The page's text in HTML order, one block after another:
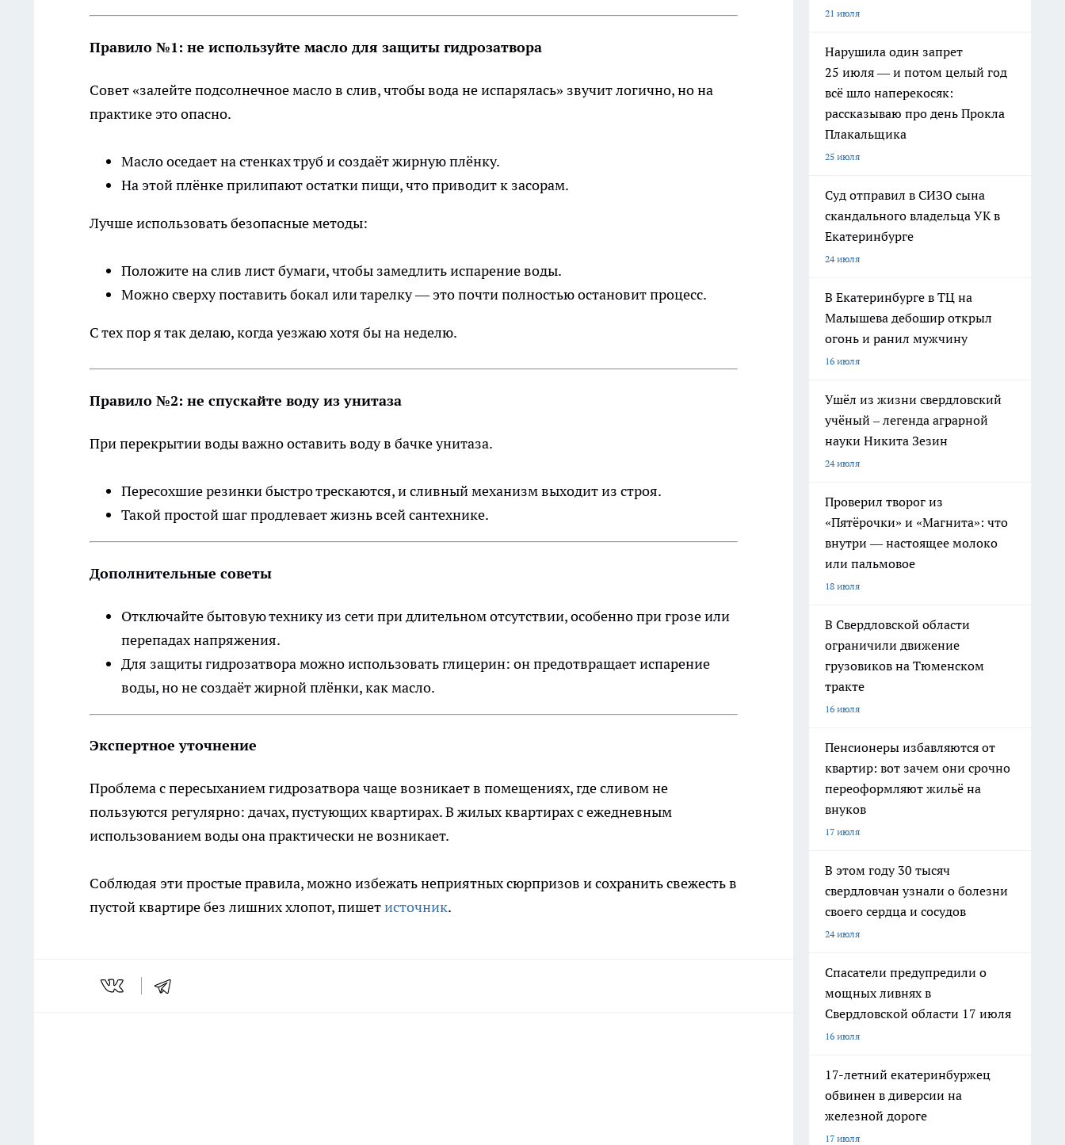
Правило №1: не используйте масло для защиты гидрозатвора
Совет «залейте подсолнечное масло в слив, чтобы вода не испарялась» звучит логично, но на
практике это опасно.
Масло оседает на стенках труб и создаёт жирную плёнку.
На этой плёнке прилипают остатки пищи, что приводит к засорам.
Лучше использовать безопасные методы:
Положите на слив лист бумаги, чтобы замедлить испарение воды.
Можно сверху поставить бокал или тарелку — это почти полностью остановит процесс.
С тех пор я так делаю, когда уезжаю хотя бы на неделю.
Правило №2: не спускайте воду из унитаза
При перекрытии воды важно оставить воду в бачке унитаза.
Пересохшие резинки быстро трескаются, и сливный механизм выходит из строя.
Такой простой шаг продлевает жизнь всей сантехнике.
Дополнительные советы
Отключайте бытовую технику из сети при длительном отсутствии, особенно при грозе или
перепадах напряжения.
Для защиты гидрозатвора можно использовать глицерин: он предотвращает испарение
воды, но не создаёт жирной плёнки, как масло.
Экспертное уточнение
Проблема с пересыханием гидрозатвора чаще возникает в помещениях, где сливом не
пользуются регулярно: дачах, пустующих квартирах. В жилых квартирах с ежедневным
использованием воды она практически не возникает.
Соблюдая эти простые правила, можно избежать неприятных сюрпризов и сохранить свежесть в
пустой квартире без лишних хлопот, пишетисточник.
21 июля
Нарушила один запрет
25 июля — и потом целый год
всё шло наперекосяк:
рассказываю про день Прокла
Плакальщика
25 июля
Суд отправил в СИЗО сына
скандального владельца УК в
Екатеринбурге
24 июля
В Екатеринбурге в ТЦ на
Малышева дебошир открыл
огонь и ранил мужчину
16 июля
Ушёл из жизни свердловский
учёный – легенда аграрной
науки Никита Зезин
24 июля
Проверил творог из
«Пятёрочки» и «Магнита»: что
внутри — настоящее молоко
или пальмовое
18 июля
В Свердловской области
ограничили движение
грузовиков на Тюменском
тракте
16 июля
Пенсионеры избавляются от
квартир: вот зачем они срочно
переоформляют жильё на
внуков
17 июля
В этом году 30 тысяч
свердловчан узнали о болезни
своего сердца и сосудов
24 июля
Спасатели предупредили о
мощных ливнях в
Свердловской области 17 июля
16 июля
17-летний екатеринбуржец
обвинен в диверсии на
железной дороге
17 июля